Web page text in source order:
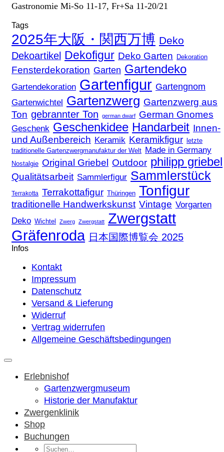
Gastronomie Mi-So 11-17, Fr+Sa 11-20/21
Tags
2025年大阪・関西万博 Deko
Dekoartikel Dekofigur Deko Garten Dekoration
Fensterdekoration Garten Gartendeko
Gartendekoration Gartenfigur Gartengnom
Gartenwichtel Gartenzwerg Gartenzwerg aus
Ton gebrannter Ton german dwarf German Gnomes
Geschenk Geschenkidee Handarbeit Innen-
und Außenbereich Keramik Keramikfigur
letzte
traditionelle Gartenzwergmanufaktur der Welt Made in Germany
Nostalgie Original Griebel Outdoor philipp griebel
Qualitätsarbeit Sammlerfigur Sammlerstück
Terrakotta Terrakottafigur Thüringen Tonfigur
traditionelle Handwerkskunst Vintage Vorgarten
Deko Wichtel Zwerg Zwergstatt
Zwergstatt
Gräfenroda 日本国際博覧会 2025
Infos
Kontakt
Impressum
Datenschutz
Versand & Lieferung
Widerruf
Vertrag widerrufen
Allgemeine Geschäftsbedingungen
Erlebnishof
Gartenzwergmuseum
Historie der Manufaktur
Zwergenklinik
Shop
Buchungen
Suchen